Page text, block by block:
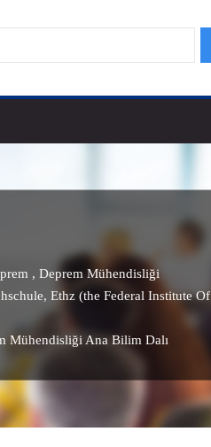
, Deprem Mühendisliği
Ethz (the Federal Institute Of
Mühendisliği Ana Bilim Dalı